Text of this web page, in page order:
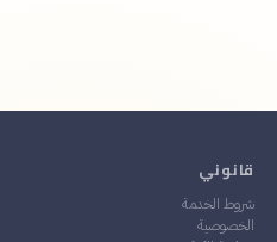
قانوني
شروط الخدمة
الخصوصية